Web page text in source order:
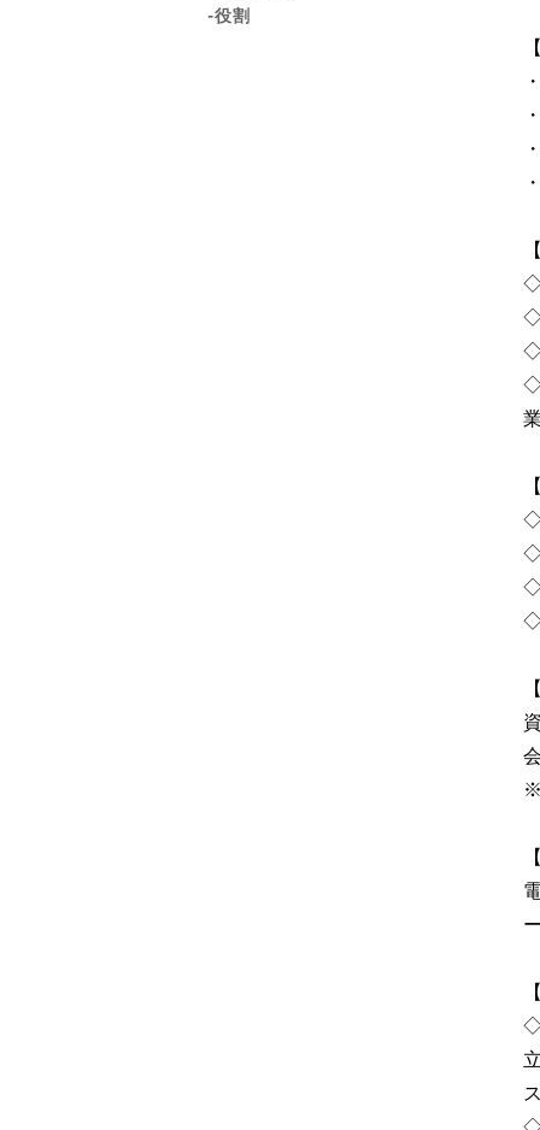
-役割
◇
◇
◇
◇
◇
◇
◇
◇